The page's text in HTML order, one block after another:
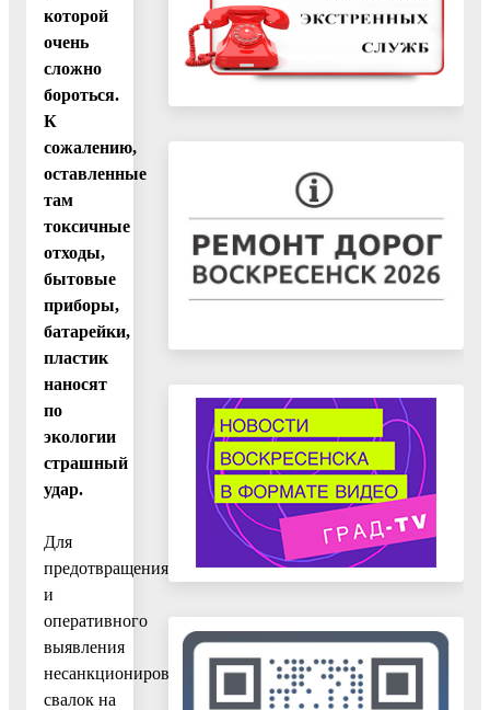
которой
очень
сложно
бороться.
К
сожалению,
оставленные
там
токсичные
отходы,
бытовые
приборы,
батарейки,
пластик
наносят
по
экологии
страшный
удар.
Для
предотвращения
и
оперативного
выявления
несанкционированных
свалок на